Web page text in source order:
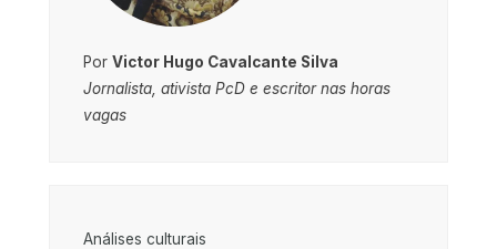
Por Victor Hugo Cavalcante Silva
Jornalista, ativista PcD e escritor nas horas
vagas
Análises culturais